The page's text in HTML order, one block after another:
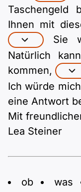
Taschengeld
Ihnen mit
Sie
Natürlich
kommen,
Ich würde
eine Antwort
Mit
Lea Steiner
ob was